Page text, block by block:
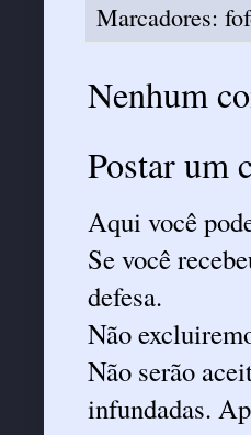
Marcadores:
Nenhum
Postar um
Aqui você
Se você
defesa.
Não
Não serão
infundadas.